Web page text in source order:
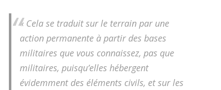
« Cela se traduit sur le terrain par une
action permanente à partir des bases
militaires que vous connaissez, pas que
militaires, puisqu’elles hébergent
évidemment des éléments civils, et sur les